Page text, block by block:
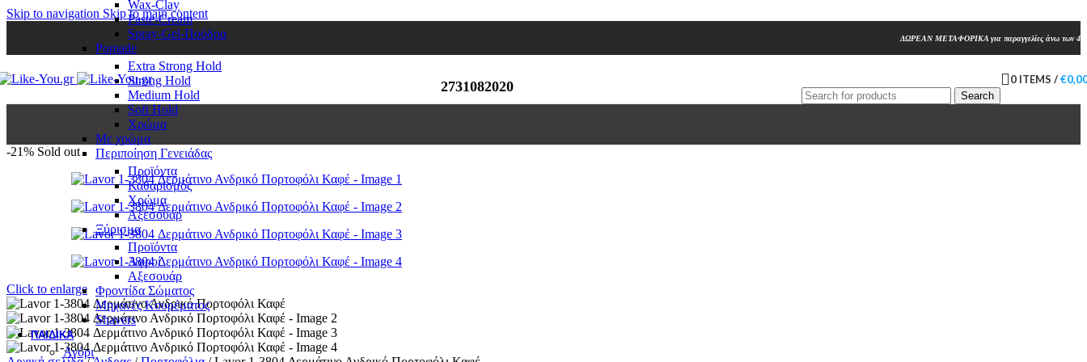
Skip to navigation Skip to main content
ΔΩΡΕΑΝ ΜΕΤΑΦΟΡΙΚΑ για παραγγελίες άνω των
2731082020
Search
0 ITEMS /€
Wax-Clay
Paste-Cream
Spray-Gel-Πούδρα
Pomade
Extra Strong Hold
Strong Hold
Medium Hold
Soft Hold
Χρώμα
Με χρώμα
Περιποίηση Γενειάδας
Προϊόντα
Καθαρισμός
Χρώμα
Αξεσουάρ
Ξύρισμα
Προϊόντα
Αφροί
Αξεσουάρ
Φροντίδα Σώματος
Μηχανές Κουρέματος
Shavers
ΠΑΙΔΙΚΆ
Αγόρι
-21% Sold out
Click to enlarge